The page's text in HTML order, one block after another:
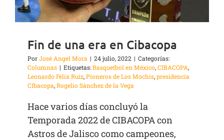
Fin de una era en Cibacopa
PorJosé Angel Mora | 24 julio, 2022 | Categorías:
Columnas | Etiquetas:Basquetbol en México,CIBACOPA,
Leonardo Felix Ruiz,Pioneros de Los Mochis,presidencia
CIbacopa,Rogelio Sánchez de la Vega
Hace varios días concluyó la
Temporada 2022 de CIBACOPA con
Astros de Jalisco como campeones,